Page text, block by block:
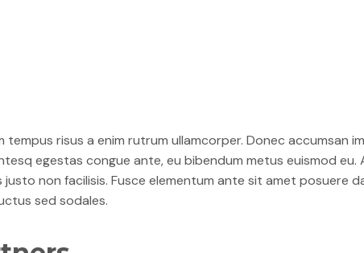
risus a enim rutrum ullamcorper. Donec accumsan
egestas congue ante, eu bibendum metus euismod eu.
non facilisis. Fusce elementum ante sit amet posuere
sed sodales.